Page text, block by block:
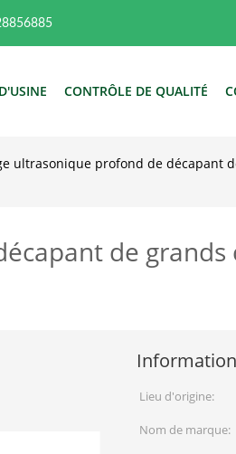
CONTRÔLE DE QUALITÉ
ultrasonique profond de décapant
de
Lieu d'origine:
Nom de marque: